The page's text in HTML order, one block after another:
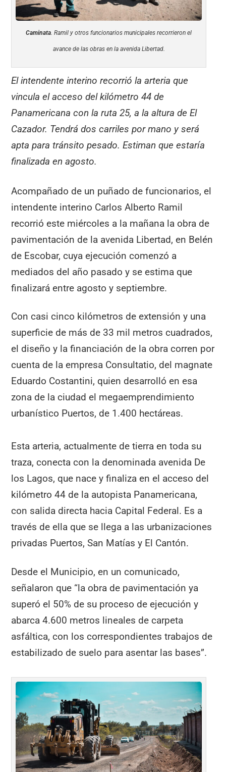
Caminata . Ramil y otros funcionarios municipales recorrieron el
avance de las obras en la avenida Libertad.
El intendente interino recorrió la arteria que
vincula el acceso del kilómetro 44 de
Panamericana con la ruta 25, a la altura de El
Cazador. Tendrá dos carriles por mano y será
apta para tránsito pesado. Estiman que estaría
finalizada en agosto.
Acompañado de un puñado de funcionarios, el
intendente interino Carlos Alberto Ramil
recorrió este miércoles a la mañana la obra de
pavimentación de la avenida Libertad, en Belén
de Escobar, cuya ejecución comenzó a
mediados del año pasado y se estima que
finalizará entre agosto y septiembre.
Con casi cinco kilómetros de extensión y una
superficie de más de 33 mil metros cuadrados,
el diseño y la financiación de la obra corren por
cuenta de la empresa Consultatio, del magnate
Eduardo Costantini, quien desarrolló en esa
zona de la ciudad el megaemprendimiento
urbanístico Puertos, de 1.400 hectáreas.
Esta arteria, actualmente de tierra en toda su
traza, conecta con la denominada avenida De
los Lagos, que nace y finaliza en el acceso del
kilómetro 44 de la autopista Panamericana,
con salida directa hacia Capital Federal. Es a
través de ella que se llega a las urbanizaciones
privadas Puertos, San Matías y El Cantón.
Desde el Municipio, en un comunicado,
señalaron que “la obra de pavimentación ya
superó el 50% de su proceso de ejecución y
abarca 4.600 metros lineales de carpeta
asfáltica, con los correspondientes trabajos de
estabilizado de suelo para asentar las bases”.